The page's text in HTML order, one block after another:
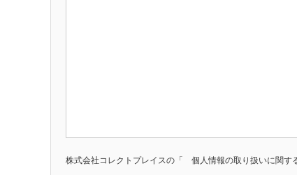
株式会社コレクトプレイスの「 個人情報の取り扱いに関す